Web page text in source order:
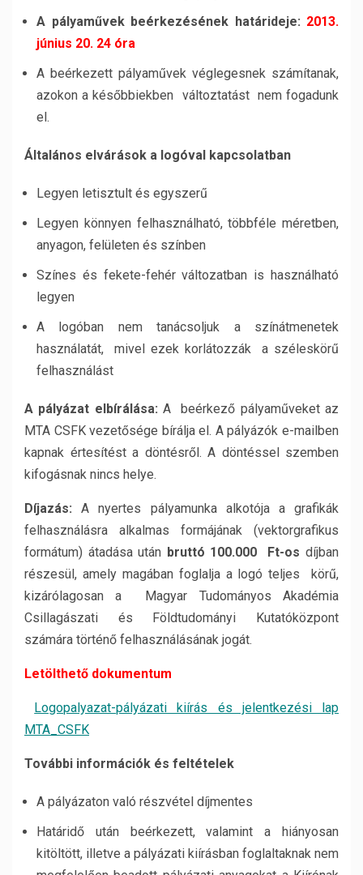
A pályaművek beérkezésének határideje: 2013.
június 20. 24 óra
A beérkezett pályaművek véglegesnek számítanak,
azokon a későbbiekben változtatást nem fogadunk
el.
Általános elvárások a logóval kapcsolatban
Legyen letisztult és egyszerű
Legyen könnyen felhasználható, többféle méretben,
anyagon, felületen és színben
Színes és fekete-fehér változatban is használható
legyen
A logóban nem tanácsoljuk a színátmenetek
használatát, mivel ezek korlátozzák a széleskörű
felhasználást
A pályázat elbírálása: A beérkező pályaműveket az
MTA CSFK vezetősége bírálja el. A pályázók e-mailben
kapnak értesítést a döntésről. A döntéssel szemben
kifogásnak nincs helye.
Díjazás:A nyertes pályamunka alkotója a grafikák
felhasználásra alkalmas formájának (vektorgrafikus
formátum) átadása után bruttó 100.000 Ft-os díjban
részesül, amely magában foglalja a logó teljes körű,
kizárólagosan a Magyar Tudományos Akadémia
Csillagászati és Földtudományi Kutatóközpont
számára történő felhasználásának jogát.
Letölthető dokumentum
Logopalyazat-pályázati kiírás és jelentkezési lap
MTA_CSFK
További információk és feltételek
A pályázaton való részvétel díjmentes
Határidő után beérkezett, valamint a hiányosan
kitöltött, illetve a pályázati kiírásban foglaltaknak nem